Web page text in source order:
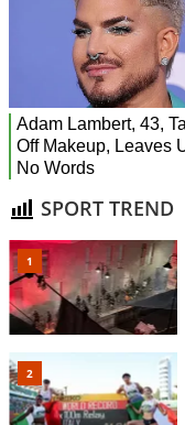
SPORT TREND